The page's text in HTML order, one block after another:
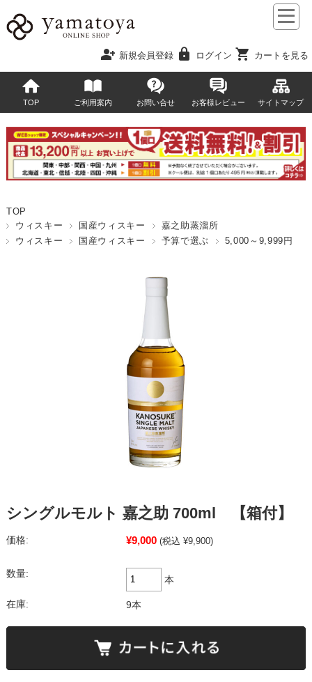
person_add 新規会員登録 lock ログイン shopping_cart カートを見る
TOP ご利用案内 お問い合せ お客様レビュー サイトマップ
TOP
ウィスキー
国産ウィスキー
嘉之助蒸溜所
ウィスキー
国産ウィスキー 予算で選ぶ 5,000～9,999円
シングルモルト 嘉之助 700ml 【箱付】
価格: ¥9,000 (税込 ¥9,900)
数量:
本
在庫: 9本